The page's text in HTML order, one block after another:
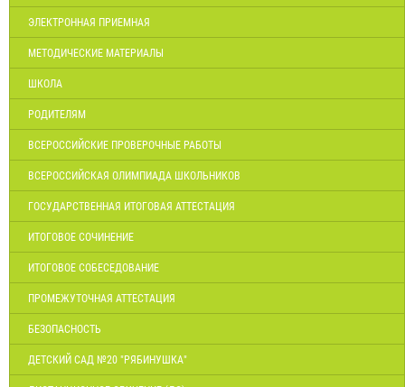
ЭЛЕКТРОННАЯ ПРИЕМНАЯ
МЕТОДИЧЕСКИЕ МАТЕРИАЛЫ
ШКОЛА
РОДИТЕЛЯМ
ВСЕРОССИЙСКИЕ ПРОВЕРОЧНЫЕ РАБОТЫ
ВСЕРОССИЙСКАЯ ОЛИМПИАДА ШКОЛЬНИКОВ
ГОСУДАРСТВЕННАЯ ИТОГОВАЯ АТТЕСТАЦИЯ
ИТОГОВОЕ СОЧИНЕНИЕ
ИТОГОВОЕ СОБЕСЕДОВАНИЕ
ПРОМЕЖУТОЧНАЯ АТТЕСТАЦИЯ
БЕЗОПАСНОСТЬ
ДЕТСКИЙ САД №20 "РЯБИНУШКА"